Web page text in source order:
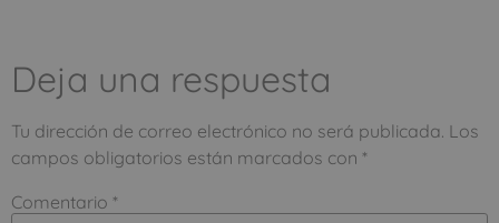
Deja una respuesta
Tu dirección de correo electrónico no será publicada. Los
campos obligatorios están marcados con *
Comentario *